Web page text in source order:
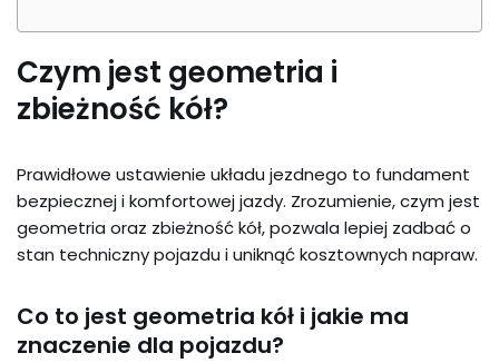
Czym jest geometria i
zbieżność kół?
Prawidłowe ustawienie układu jezdnego to fundament
bezpiecznej i komfortowej jazdy. Zrozumienie, czym jest
geometria oraz zbieżność kół, pozwala lepiej zadbać o
stan techniczny pojazdu i uniknąć kosztownych napraw.
Co to jest geometria kół i jakie ma
znaczenie dla pojazdu?